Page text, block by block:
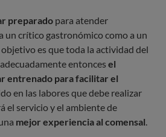
preparado para atender
un crítico gastronómico como a un
es que toda la actividad del
entonces el
entrenado para facilitar el
en las labores que debe realizar
el servicio y el ambiente de
mejor experiencia al comensal.